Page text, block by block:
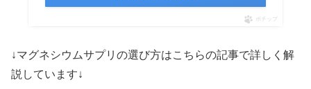
ポチップ
↓マグネシウムサプリの選び方はこちらの記事で詳しく解
説しています↓